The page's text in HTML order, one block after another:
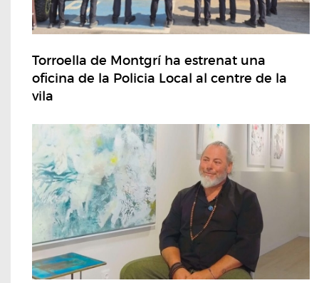
Torroella de Montgrí ha estrenat una
oficina de la Policia Local al centre de la
vila